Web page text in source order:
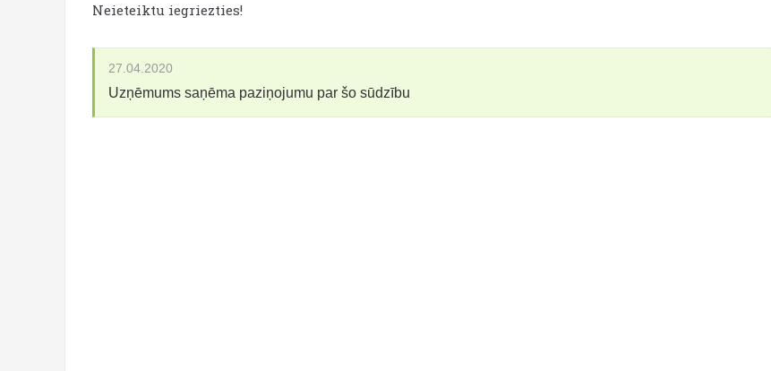
Neieteiktu iegriezties!
27.04.2020
Uzņēmums saņēma paziņojumu par šo sūdzību